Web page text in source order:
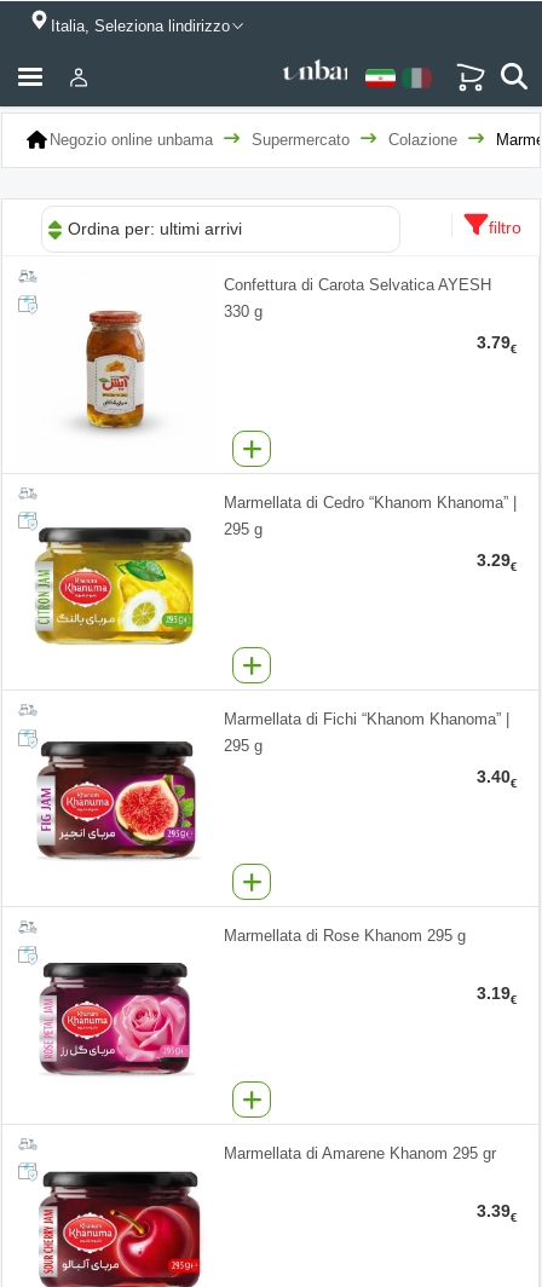
Italia, Seleziona lindirizzo
Negozio online unbama Supermercato Colazione
Ordina per: ultimi arrivi filtro
Confettura di Carota Selvatica AYESH
330 g
3.79€
Marmellata di Cedro “Khanom Khanoma” |
295 g
3.29€
Marmellata di Fichi “Khanom Khanoma” |
295 g
3.40€
Marmellata di Rose Khanom 295 g
3.19€
Marmellata di Amarene Khanom 295 gr
3.39€